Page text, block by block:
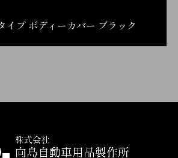
イプ ボディーカバー ブラック